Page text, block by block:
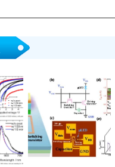
前发布的AI眼镜（代
在2027年6月的WWD
年年底上市。